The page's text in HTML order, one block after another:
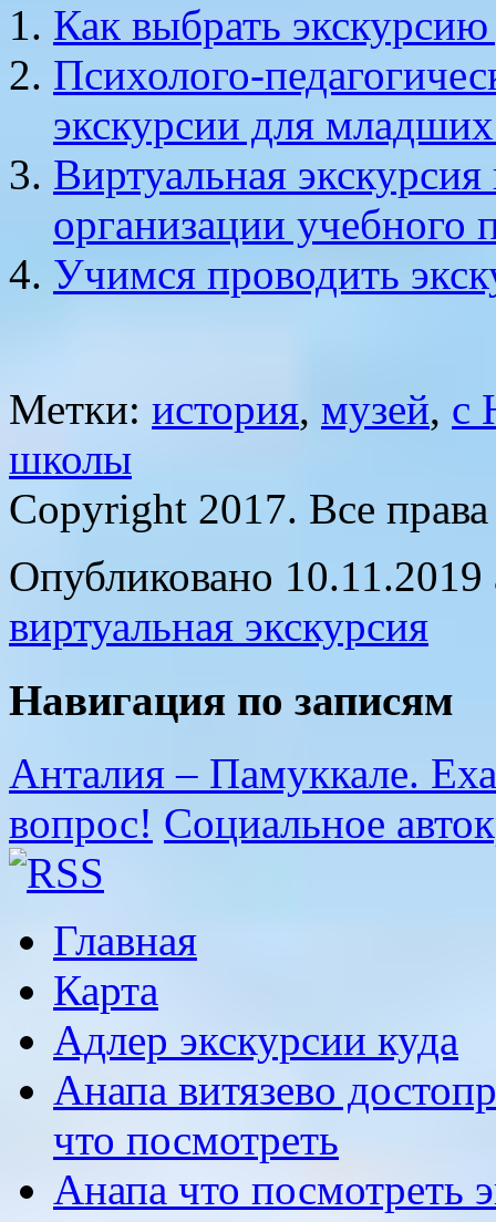
Как выбрать
Психолого-
экскурсии для
Виртуальная
организации учебного
Учимся проводить
Метки: история, музей, с
школы
Copyright 2017. Все
Опубликовано 10.11.2019
виртуальная экскурсия
Навигация по записям
Анталия – Памуккале.
вопрос! Социальное
Главная
Карта
Адлер экскурсии куда
Анапа витязево
что посмотреть
Анапа что посмотреть